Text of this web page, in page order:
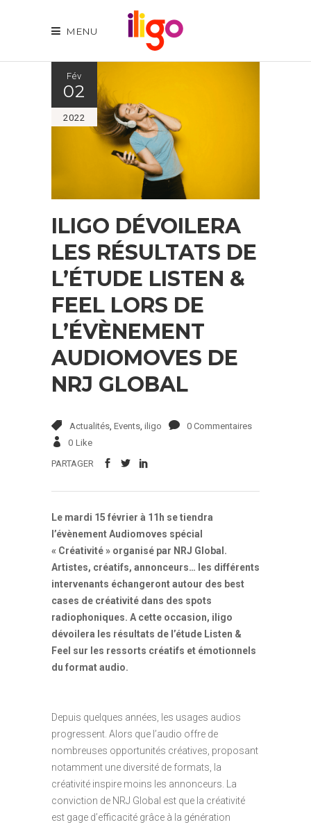
MENU
Fév
02
2022
ILIGO DÉVOILERA
LES RÉSULTATS DE
L’ÉTUDE LISTEN &
FEEL LORS DE
L’ÉVÈNEMENT
AUDIOMOVES DE
NRJ GLOBAL
Actualités, Events, iligo
0 Commentaires
0 Like
PARTAGER
Le mardi 15 février à 11h se tiendra
l’évènement Audiomoves spécial
« Créativité » organisé par NRJ Global.
Artistes, créatifs, annonceurs… les différents
intervenants échangeront autour des best
cases de créativité dans des spots
radiophoniques. A cette occasion, iligo
dévoilera les résultats de l’étude Listen &
Feel sur les ressorts créatifs et émotionnels
du format audio.
Depuis quelques années, les usages audios
progressent. Alors que l’audio offre de
nombreuses opportunités créatives, proposant
notamment une diversité de formats, la
créativité inspire moins les annonceurs. La
conviction de NRJ Global est que la créativité
est gage d’efficacité grâce à la génération